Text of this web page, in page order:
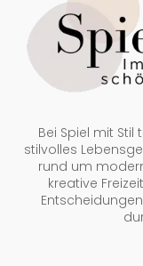
Bei Spiel mit
stilvolles
rund um
kreative